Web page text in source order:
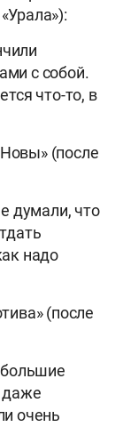
с собой.
что-то, в
(после
думали, что
надо
(после
даже
очень